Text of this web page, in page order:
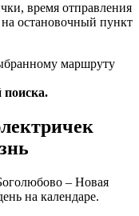
время отправления
остановочный пункт
маршруту
поиска.
– Новая
на календаре.